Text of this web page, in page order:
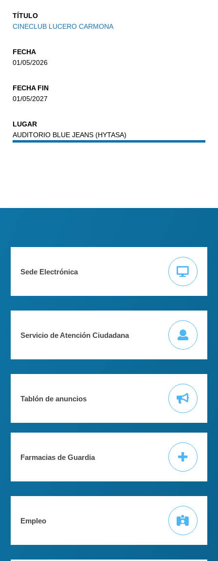
TÍTULO
CINECLUB LUCERO CARMONA
FECHA
01/05/2026
FECHA FIN
01/05/2027
LUGAR
AUDITORIO BLUE JEANS (HYTASA)
Sede Electrónica
Servicio de Atención Ciudadana
Tablón de anuncios
Farmacias de Guardia
Empleo